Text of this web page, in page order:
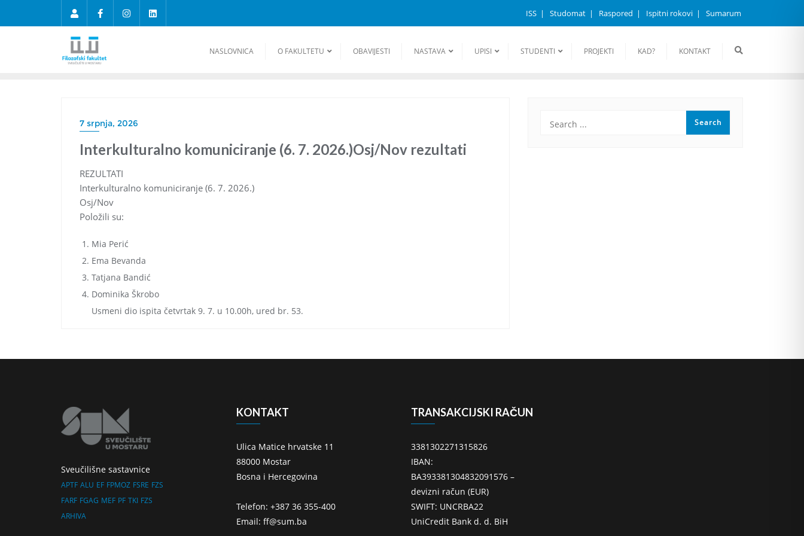
ISS Studomat Raspored Ispitni rokovi Sumarum
NASLOVNICA O FAKULTETU OBAVIJESTI NASTAVA UPISI STUDENTI PROJEKTI KAD? KONTAKT
7 srpnja, 2026
Interkulturalno komuniciranje (6. 7. 2026.)Osj/Nov rezultati
REZULTATI
Interkulturalno komuniciranje (6. 7. 2026.)
Osj/Nov
Položili su:
Mia Perić
Ema Bevanda
Tatjana Bandić
Dominika Škrobo
Usmeni dio ispita četvrtak 9. 7. u 10.00h, ured br. 53.
Sveučilišne sastavnice
APTF ALU EF FPMOZ FSRE FZS
FARF FGAG MEF PF TKI FZS
ARHIVA
KONTAKT
Ulica Matice hrvatske 11
88000 Mostar
Bosna i Hercegovina
Telefon: +387 36 355-400
Email: ff@sum.ba
TRANSAKCIJSKI RAČUN
3381302271315826
IBAN:
BA393381304832091576 –
devizni račun (EUR)
SWIFT: UNCRBA22
UniCredit Bank d. d. BiH